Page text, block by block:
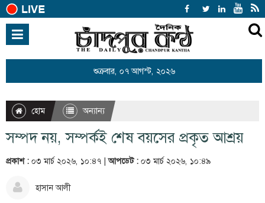
শুক্রবার, ০৭ আগস্ট, ২০২৬
হোম
জাতীয়
আন্তর্জাতিক
রাজনীতি
শিক্ষা
হোম অন্যান্য
সম্পদ নয়, সম্পর্কই শেষ বয়সের প্রকৃত আশ্রয়
প্রকাশ : ০৩ মার্চ ২০২৬, ১০:৪৭ |আপডেট : ০৩ মার্চ ২০২৬, ১০:৪৯
হাসান আলী